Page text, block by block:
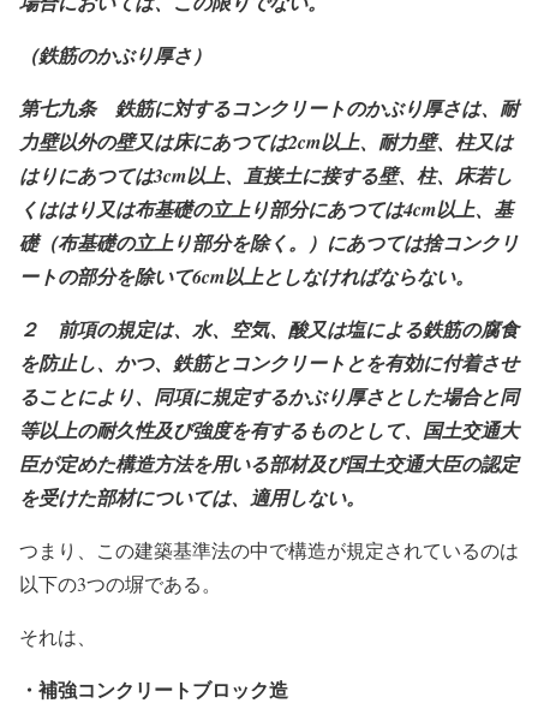
（鉄筋のかぶり厚さ）
第七九条 鉄筋に対するコンクリートのかぶり厚さは、耐
力壁以外の壁又は床にあつては2cm以上、耐力壁、柱又は
はりにあつては3cm以上、直接土に接する壁、柱、床若し
くははり又は布基礎の立上り部分にあつては4cm以上、基
礎（布基礎の立上り部分を除く。）にあつては捨コンクリ
ートの部分を除いて6cm以上としなければならない。
２ 前項の規定は、水、空気、酸又は塩による鉄筋の腐食
を防止し、かつ、鉄筋とコンクリートとを有効に付着させ
ることにより、同項に規定するかぶり厚さとした場合と同
等以上の耐久性及び強度を有するものとして、国土交通大
臣が定めた構造方法を用いる部材及び国土交通大臣の認定
を受けた部材については、適用しない。
つまり、この建築基準法の中で構造が規定されているのは
以下の3つの塀である。
それは、
・補強コンクリートブロック造